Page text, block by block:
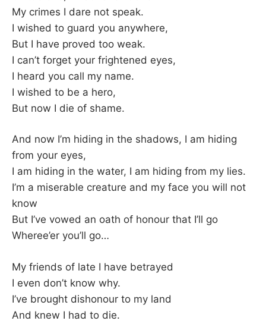
My crimes I dare not speak.
I wished to guard you anywhere,
But I have proved too weak.
I can’t forget your frightened eyes,
I heard you call my name.
I wished to be a hero,
But now I die of shame.
And now I’m hiding in the shadows, I am hiding
from your eyes,
I am hiding in the water, I am hiding from my lies.
I’m a miserable creature and my face you will not
know
But I’ve vowed an oath of honour that I’ll go
Wheree’er you’ll go…
My friends of late I have betrayed
I even don’t know why.
I’ve brought dishonour to my land
And knew I had to die.